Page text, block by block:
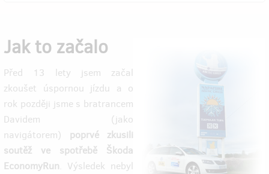
Jak to začalo
Před 13 lety jsem začal
zkoušet úspornou jízdu a o
rok později jsme s bratrancem
Davidem (jako
navigátorem)
poprvé zkusili
soutěž ve spotřebě Škoda
EconomyRun. Výsledek nebyl